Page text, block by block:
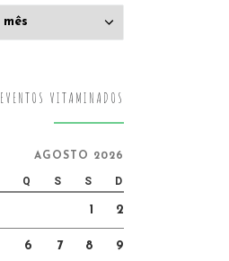
EVENTOS VITAMINADOS
AGOSTO 2026
Q S S D
1 2
6 7 8 9